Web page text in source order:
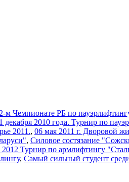
м Чемпионате РБ по
декабря 2010 года. Турнир по
2011., 06 мая 2011 г. Дворовой
, Силовое состязание
2012 Турнир по армлифтингу
, Самый сильный студент